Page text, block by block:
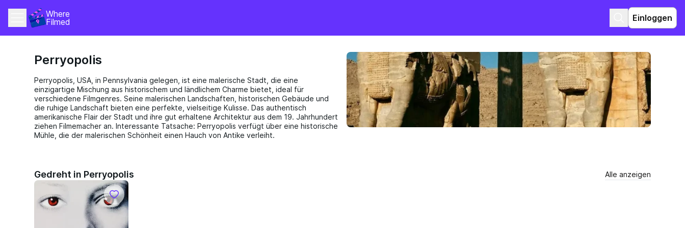
Where
Filmed
Einloggen
Perryopolis
Perryopolis, USA, in Pennsylvania gelegen, ist eine malerische Stadt, die eine
einzigartige Mischung aus historischem und ländlichem Charme bietet, ideal für
verschiedene Filmgenres. Seine malerischen Landschaften, historischen Gebäude und
die ruhige Landschaft bieten eine perfekte, vielseitige Kulisse. Das authentisch
amerikanische Flair der Stadt und ihre gut erhaltene Architektur aus dem 19. Jahrhundert
ziehen Filmemacher an. Interessante Tatsache: Perryopolis verfügt über eine historische
Mühle, die der malerischen Schönheit einen Hauch von Antike verleiht.
Gedreht in Perryopolis Alle anzeigen